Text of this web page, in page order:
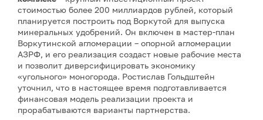
стоимостью более 200 миллиардов рублей, который
планируется построить под Воркутой для выпуска
минеральных удобрений. Он включен в мастер-план
Воркутинской агломерации – опорной агломерации
АЗРФ, и его реализация создаст новые рабочие места
и позволит диверсифицировать экономику
«угольного» моногорода. Ростислав Гольдштейн
уточнил, что в настоящее время подготавливается
финансовая модель реализации проекта и
прорабатываются варианты партнерства.